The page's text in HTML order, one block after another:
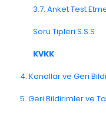
3.7. Anket Test
Soru Tipleri S.S.S
KVKK
4. Kanallar ve Geri
4.1. Kanallara
5. Geri Bildirimler ve